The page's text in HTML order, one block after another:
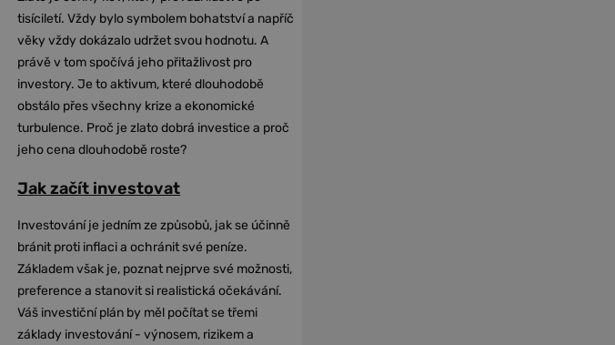
tisíciletí. Vždy bylo symbolem bohatství a napříč
věky vždy dokázalo udržet svou hodnotu. A
právě v tom spočívá jeho přitažlivost pro
investory. Je to aktivum, které dlouhodobě
obstálo přes všechny krize a ekonomické
turbulence. Proč je zlato dobrá investice a proč
jeho cena dlouhodobě roste?
Jak začít investovat
Investování je jedním ze způsobů, jak se účinně
bránit proti inflaci a ochránit své peníze.
Základem však je, poznat nejprve své možnosti,
preference a stanovit si realistická očekávání.
Váš investiční plán by měl počítat se třemi
základy investování - výnosem, rizikem a